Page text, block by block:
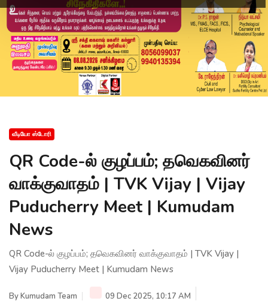
வீடியோ ஸ்டோரி
QR Code-ல் குழப்பம்; தவெகவினர்
வாக்குவாதம் | TVK Vijay | Vijay
Puducherry Meet | Kumudam
News
QR Code-ல் குழப்பம்; தவெகவினர் வாக்குவாதம் | TVK Vijay |
Vijay Puducherry Meet | Kumudam News
ByKumudam Team
09 Dec 2025, 10:17 AM